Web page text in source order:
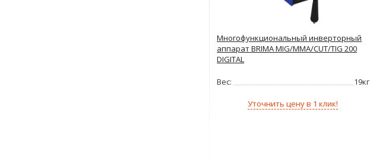
Многофункциональный инверторный
аппарат BRIMA MIG/MMA/CUT/TIG 200
DIGITAL
Вес: 19кг
Уточнить цену в 1 клик!